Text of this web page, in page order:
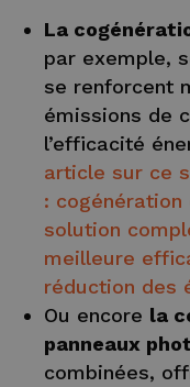
La
par exemple,
se renforcent
émissions de
l’efficacité
article sur ce
:
solution
meilleure
réduction des
Ou encore la
panneaux
combinées,